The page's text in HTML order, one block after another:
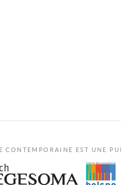
CONTEMPORAINE EST UNE